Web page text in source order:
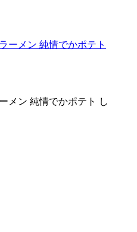
メン 純情でかポテト し